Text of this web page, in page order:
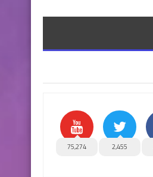
2,455
75,274